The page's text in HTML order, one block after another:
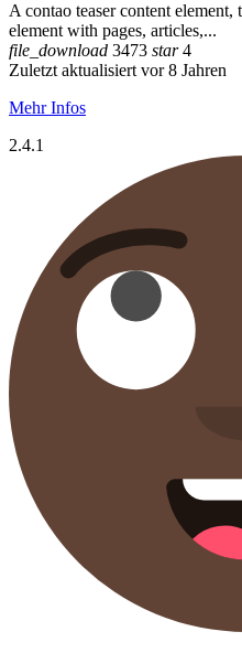
A contao teaser content
element with pages, articles,...
file_download 3473 star4
Zuletzt aktualisiert vor 8 Jahren
Mehr Infos
2.4.1